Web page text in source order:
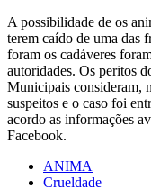
A possibilidade de os
terem caído de uma das
foram os cadáveres
autoridades. Os peritos
Municipais consideram,
suspeitos e o caso foi
acordo as informações
Facebook.
ANIMA
Crueldade